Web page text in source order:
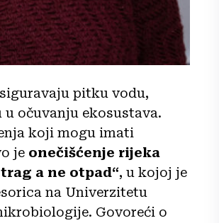
pitku vodu,
očuvanju ekosustava.
koji mogu imati
je onečišćenje rijeka
a ne otpad“, u kojoj je
na Univerzitetu
Govoreći o